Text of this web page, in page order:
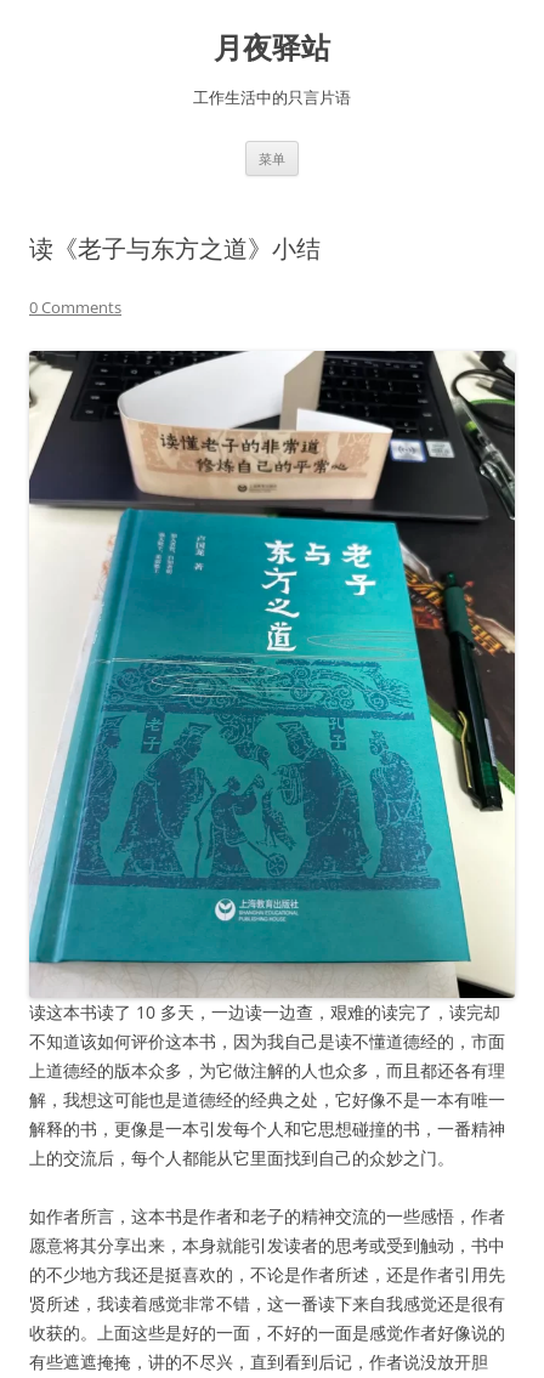
月夜驿站
工作生活中的只言片语
菜单
读《老子与东方之道》小结
0 Comments
读这本书读了 10 多天，一边读一边查，艰难的读完了，读完却
不知道该如何评价这本书，因为我自己是读不懂道德经的，市面
上道德经的版本众多，为它做注解的人也众多，而且都还各有理
解，我想这可能也是道德经的经典之处，它好像不是一本有唯一
解释的书，更像是一本引发每个人和它思想碰撞的书，一番精神
上的交流后，每个人都能从它里面找到自己的众妙之门。
如作者所言，这本书是作者和老子的精神交流的一些感悟，作者
愿意将其分享出来，本身就能引发读者的思考或受到触动，书中
的不少地方我还是挺喜欢的，不论是作者所述，还是作者引用先
贤所述，我读着感觉非常不错，这一番读下来自我感觉还是很有
收获的。上面这些是好的一面，不好的一面是感觉作者好像说的
有些遮遮掩掩，讲的不尽兴，直到看到后记，作者说没放开胆